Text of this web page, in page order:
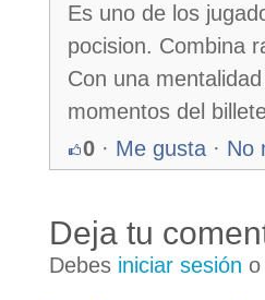
Es uno de los
pocision. Combina
Con una
momentos del
0 · Me gusta · No
Deja tu
Debes iniciar sesión